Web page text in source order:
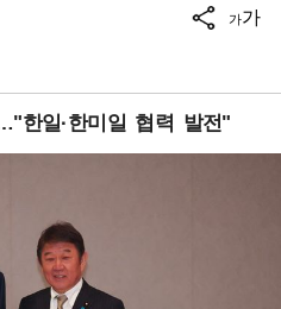
가가
한일·한미일 협력 발전"